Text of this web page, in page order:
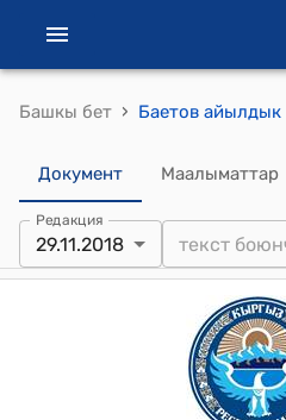
Башкы бет ›
Документ Маалыматтар
Редакция
29.11.2018